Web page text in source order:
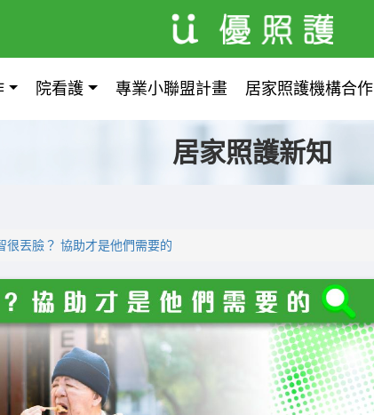
院看護 專業小聯盟計畫 居家照護機構合作
居家照護新知
很丟臉？ 協助才是他們需要的